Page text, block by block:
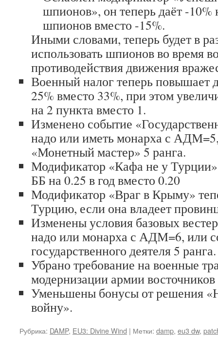
шпионов», он теперь даёт -10%
шпионов вместо -15%.
Иными словами, теперь будет в
использовать шпионов во время
противодействия движения
Военный налог теперь повышает
25% вместо 33%, при этом
на 2 пункта вместо 1.
Изменено событие
надо или иметь монарха с
«Монетный мастер» 5 ранга.
Модификатор «Кафа не у Турции»
ББ на 0.25 в год вместо 0.20
Модификатор «Враг в Крыму»
Турцию, если она владеет
Изменены условия базовых
надо или монарха с АДМ=6, или
государственного деятеля 5 ранга.
Убрано требование на военные
модернизации армии
Уменьшены бонусы от решения
войну».
Рубрика: DAMP, EU3: Divine Wind | Метки: damp, eu3 dw,